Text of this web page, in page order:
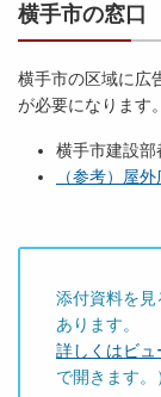
横手市の
横手市の区域に広
が必要になります。
横手市建設
（参考）屋
添付資料を
あります。
詳しくはビュ
で開きます。